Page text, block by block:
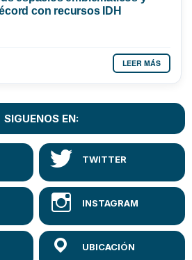
con recursos IDH
LEER MÁS
SIGUENOS EN: